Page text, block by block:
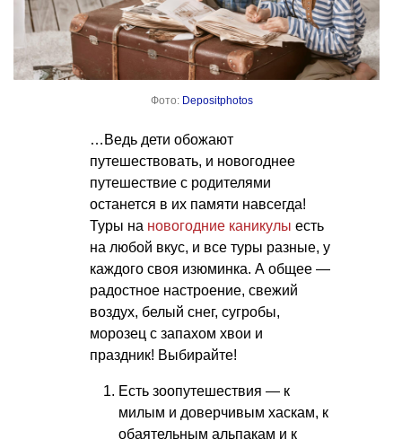
Фото: Depositphotos
…Ведь дети обожают
путешествовать, и новогоднее
путешествие с родителями
останется в их памяти навсегда!
Туры на новогодние каникулы есть
на любой вкус, и все туры разные, у
каждого своя изюминка. А общее —
радостное настроение, свежий
воздух, белый снег, сугробы,
морозец с запахом хвои и
праздник! Выбирайте!
Есть зоопутешествия — к
милым и доверчивым хаскам, к
обаятельным альпакам и к